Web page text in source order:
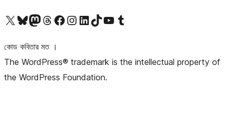
আমাদের X (আগের টুইটার) অ্যাকাউন্টে যানআমাদের Bluesky অ্যাকাউন্টটি দেখুনআমাদের মাস্টোডন অ্যাকাউন্টটি দেখুনআমাদের থ্রেডস অ্যাকাউন্টটি দেখুনআমাদের ফেসবুক পেজ দেখুনআমাদের ইন্সটাগ্রাম অ্যাকাউন্ট দেখুনআমাদের লিঙ্কডইন অ্যাকাউন্টে যানআমাদের TikTok অ্যাকাউন্টটি দেখুনআমাদের ইউটিউব চ্যানেলে যান আমাদের টাম্বলার অ্যাকাউন্ট দেখুন
কোড কবিতার মত ।
The WordPress® trademark is the intellectual property of
the WordPress Foundation.